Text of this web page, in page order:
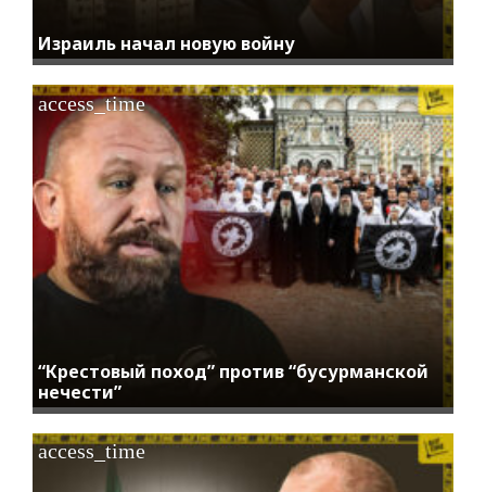
Израиль начал новую войну
“Крестовый поход” против “бусурманской
нечести”
access_time
access_time